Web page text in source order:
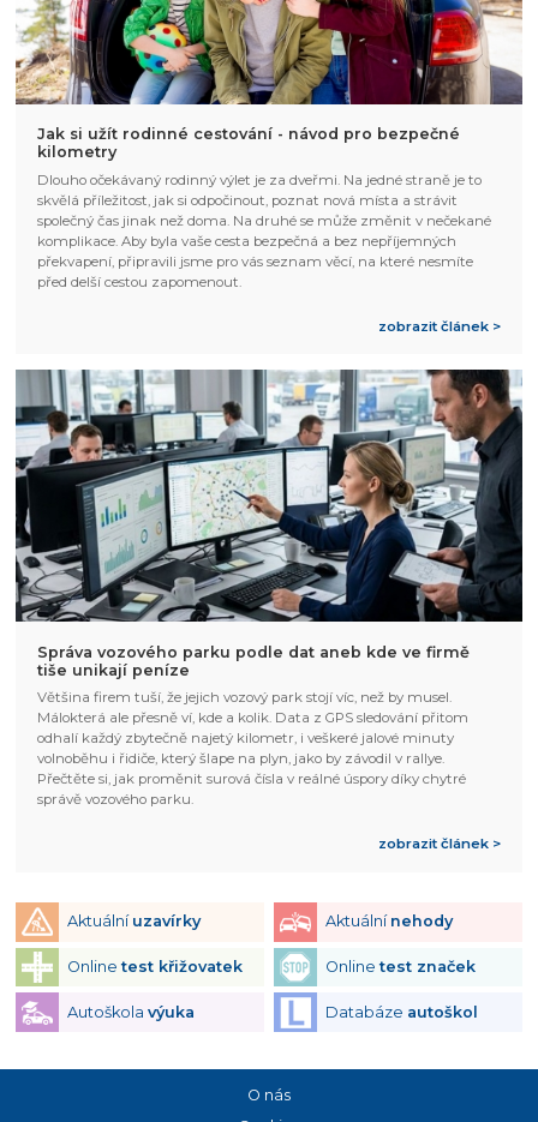
Jak si užít rodinné cestování - návod pro bezpečné
kilometry
Dlouho očekávaný rodinný výlet je za dveřmi. Na jedné straně je to
skvělá příležitost, jak si odpočinout, poznat nová místa a strávit
společný čas jinak než doma. Na druhé se může změnit v nečekané
komplikace. Aby byla vaše cesta bezpečná a bez nepříjemných
překvapení, připravili jsme pro vás seznam věcí, na které nesmíte
před delší cestou zapomenout.
zobrazit článek >
Správa vozového parku podle dat aneb kde ve firmě
tiše unikají peníze
Většina firem tuší, že jejich vozový park stojí víc, než by musel.
Málokterá ale přesně ví, kde a kolik. Data z GPS sledování přitom
odhalí každý zbytečně najetý kilometr, i veškeré jalové minuty
volnoběhu i řidiče, který šlape na plyn, jako by závodil v rallye.
Přečtěte si, jak proměnit surová čísla v reálné úspory díky chytré
správě vozového parku.
zobrazit článek >
Aktuální uzavírky Aktuální nehody
Onlinetest křižovatek Onlinetest značek
Autoškola výuka Databáze autoškol
O nás